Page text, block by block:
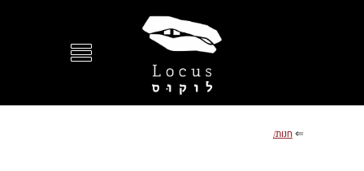
⇐ חנות/